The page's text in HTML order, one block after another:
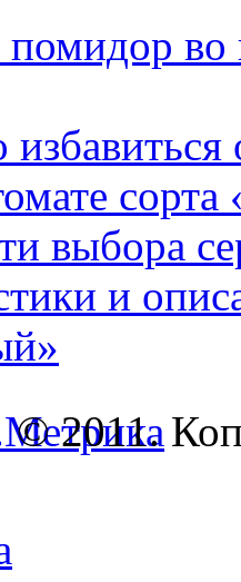
во
сорта
выбора
и
© 2011.